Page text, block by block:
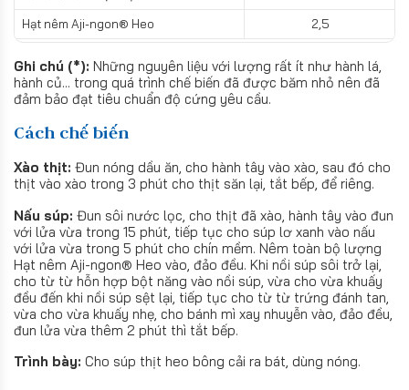
Hạt nêm Aji-ngon® Heo
2,5
Ghi chú (*): Những nguyên liệu với lượng rất ít như hành lá,
hành củ... trong quá trình chế biến đã được băm nhỏ nên đã
đảm bảo đạt tiêu chuẩn độ cứng yêu cầu.
Cách chế biến
Xào thịt: Đun nóng dầu ăn, cho hành tây vào xào, sau đó cho
thịt vào xào trong 3 phút cho thịt săn lại, tắt bếp, để riêng.
Nấu súp: Đun sôi nước lọc, cho thịt đã xào, hành tây vào đun
với lửa vừa trong 15 phút, tiếp tục cho súp lơ xanh vào nấu
với lửa vừa trong 5 phút cho chín mềm. Nêm toàn bộ lượng
Hạt nêm Aji-ngon® Heo vào, đảo đều. Khi nồi súp sôi trở lại,
cho từ từ hỗn hợp bột năng vào nồi súp, vừa cho vừa khuấy
đều đến khi nồi súp sệt lại, tiếp tục cho từ từ trứng đánh tan,
vừa cho vừa khuấy nhẹ, cho bánh mì xay nhuyễn vào, đảo đều,
đun lửa vừa thêm 2 phút thì tắt bếp.
Trình bày: Cho súp thịt heo bông cải ra bát, dùng nóng.